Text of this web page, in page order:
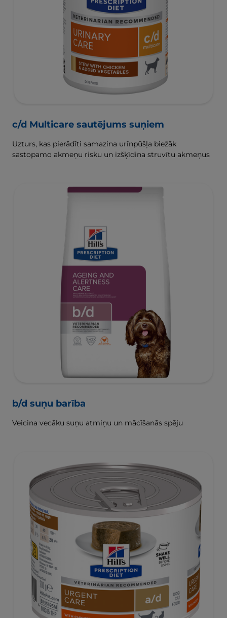
c/d Multicare sautējums suņiem
Uzturs, kas pierādīti samazina urīnpūšļa biežāk
sastopamo akmeņu risku un izšķīdina struvītu akmeņus
b/d suņu barība
Veicina vecāku suņu atmiņu un mācīšanās spēju